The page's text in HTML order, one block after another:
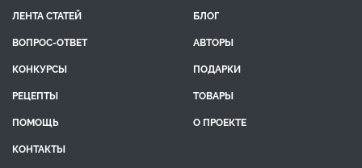
ЛЕНТА СТАТЕЙ
БЛОГ
ВОПРОС-ОТВЕТ
АВТОРЫ
КОНКУРСЫ
ПОДАРКИ
РЕЦЕПТЫ
ТОВАРЫ
ПОМОЩЬ
О ПРОЕКТЕ
КОНТАКТЫ